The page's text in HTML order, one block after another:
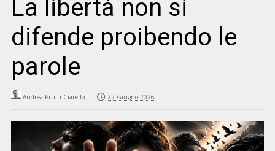
La libertà non si
difende proibendo le
parole
Andrea Pruiti Ciarello 22 Giugno 2026